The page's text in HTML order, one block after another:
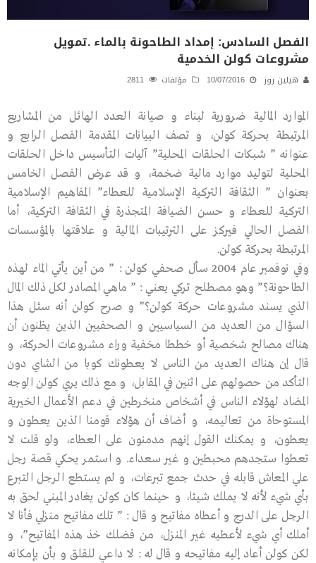
الفصل السادس: إمداد الطاحونة بالماء .تمويل
مشروعات كولن الخدمية
هيلين روز 10/07/2016 مؤلفات
الموارد المالية ضرورية لبناء و صيانة العدد الهائل من المشاريع
المرتبطة بحركة كولن، و تصف البيانات المقدمة الفصل الرابع و
عنوانه ” شبكات الحلقات المحلية” آليات التأسيس داخل الحلقات
المحلية لتوليد موارد مالية ضخمة، و قد عرض الفصل الخامس
بعنوان ” الثقافة التركية الإسلامية للعطاء” المفاهيم الإسلامية
التركية للعطاء و حسن الضيافة المتجذرة في الثقافة التركية، أما
الفصل الحالي فيركز على الترتيبات المالية و علاقتها بالمؤسسات
المرتبطة بحركة كولن.
وفي نوفمبر عام 2004 سأل صحفي كولن : ” من أين يأتي الماء لهذه
الطاحونة؟” وهو مصطلح تركي يعني : ” ماهي المصادر لكل ذلك المال
الذي يسند مشروعات حركة كولن؟” و صرح كولن أنه سئل هذا
السؤال من العديد من السياسيين و الصحفيين الذين يظنون أن
هناك مصالح شخصية أو خططا مخفية وراء مشروعات الحركة، و
قال إن هناك العديد من الناس لا يعطونك كوبا من الشاي دون
التأكد من حصولهم على اثنين في المقابل، و مع ذلك يري كولن الوجه
المضاد لهؤلاء الناس في أشخاص منخرطين في دعم الأعمال الخيرية
المستوحاة من تعاليمه، و أضاف أن هؤلاء قومنا الذين يعطون و
يعطون، و يمكنك القول إنهم مدمنون على العطاء، ولو قلت لا
تعطوا ستجدهم محبطين و غير سعداء. و استمر يحكي قصة رجل
علي المعاش قابله في حدث جمع تبرعات، و لم يستطع الرجل التبرع
بأي شيء لأنه لا يملك شيئا، و حينما كان كولن يغادر المبني لحق به
الرجل على الدرج و أعطاه مفاتيح و قال : ” تلك مفاتيح منزلي فأنا لا
أملك أي شيء لأعطيه غير المنزل، من فضلك خذ هذه المفاتيح”، و
لكن كولن أعاد إليه مفاتيحه و قال له : لا داعي للقلق و بأن بإمكانه